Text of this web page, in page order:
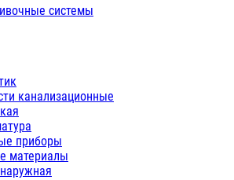
системы
канализационные
приборы
материалы